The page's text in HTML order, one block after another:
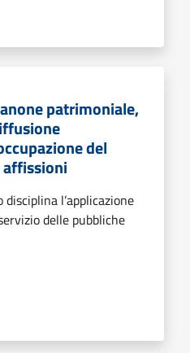
patrimoniale,
del
l’applicazione
delle pubbliche